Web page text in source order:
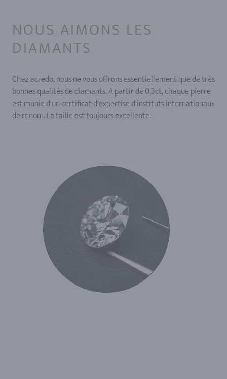
NOUS AIMONS LES
DIAMANTS
Chez acredo, nous ne vous offrons essentiellement que de très
bonnes qualités de diamants. A partir de 0,3ct, chaque pierre
est munie d'un certificat d'expertise d'instituts internationaux
de renom. La taille est toujours excellente.